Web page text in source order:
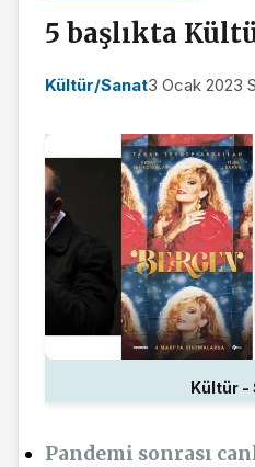
5 başlıkta
Kültür/Sanat3 Ocak 2023
Kültür -
Pandemi sonrası